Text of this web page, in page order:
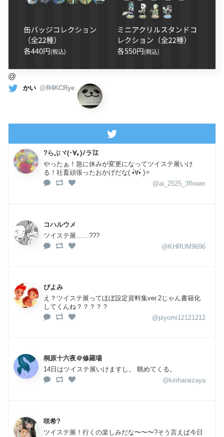
@
かい @R4KCRye
?らぶヾ(･∀｡)ﾉラ㍑
やったぁ！急に休みが変更になってツイステ展いけ
る！社畜頑張ったおかげだな( •̀∀•́ )✧
@ai_2525_3flower
コハルウメ
ツイステ展……???
@KHRUM9696
ぴよみ
え？ツイステ展ってほぼ設定資料集ver.2じゃん書籍化
してくんね？？？？？
@piyomi12121212
桐原十六夜＠修羅場
14日はツイステ展いけますし。 眺めてくる。
@kiriharaizaya
咲希?
ツイステ展！行くの楽しみだな〜〜〜?そう言えば今日